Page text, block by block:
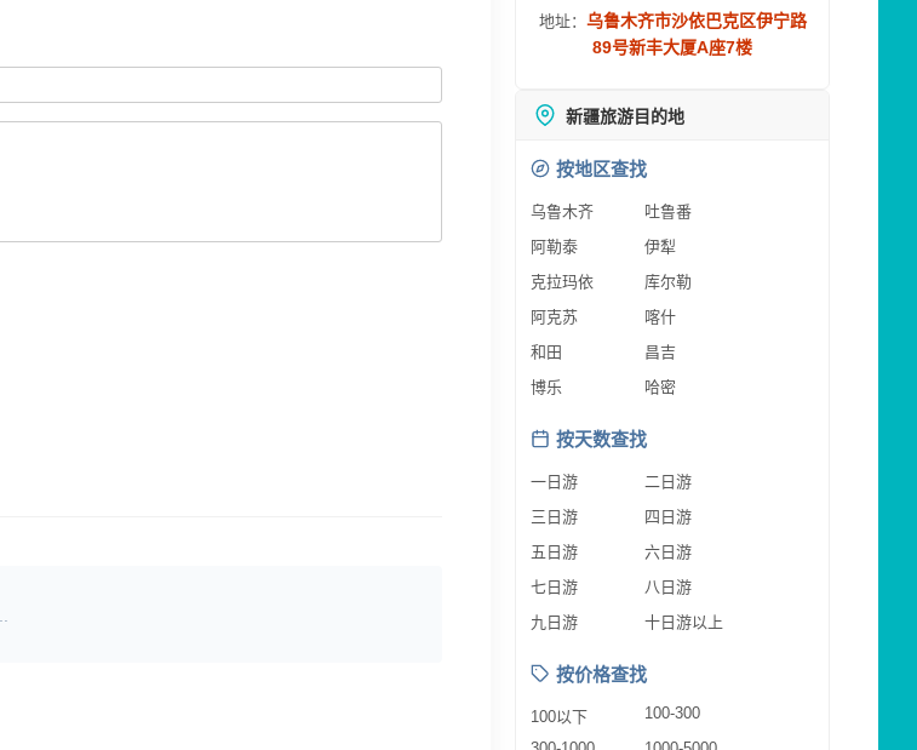
地址： 乌鲁木齐市沙依巴克区伊宁路
89号新丰大厦A座7楼
新疆旅游目的地
按地区查找
乌鲁木齐
吐鲁番
阿勒泰
伊犁
克拉玛依
库尔勒
阿克苏
喀什
和田
昌吉
博乐
哈密
按天数查找
一日游
二日游
三日游
四日游
五日游
六日游
七日游
八日游
九日游
十日游以上
按价格查找
100以下
100-300